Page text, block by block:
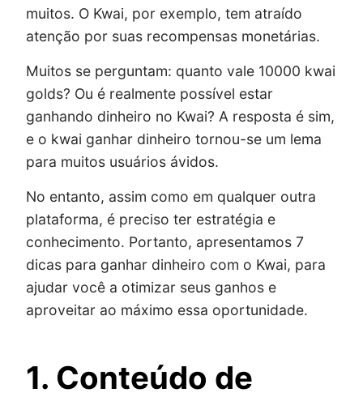
muitos. O Kwai, por exemplo, tem atraído
atenção por suas recompensas monetárias.
Muitos se perguntam: quanto vale 10000 kwai
golds? Ou é realmente possível estar
ganhando dinheiro no Kwai? A resposta é sim,
e o kwai ganhar dinheiro tornou-se um lema
para muitos usuários ávidos.
No entanto, assim como em qualquer outra
plataforma, é preciso ter estratégia e
conhecimento. Portanto, apresentamos 7
dicas para ganhar dinheiro com o Kwai, para
ajudar você a otimizar seus ganhos e
aproveitar ao máximo essa oportunidade.
1. Conteúdo de